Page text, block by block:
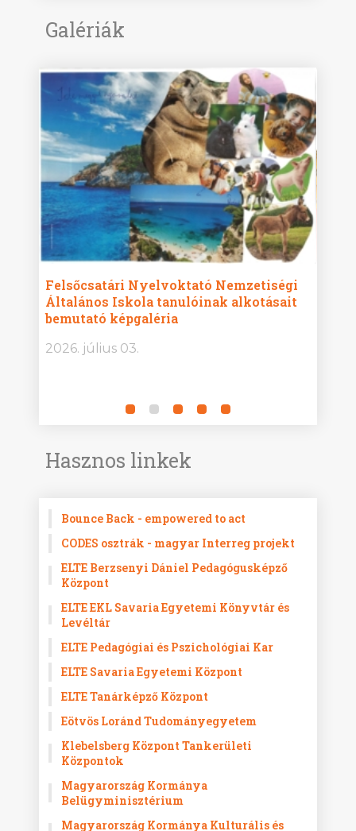
Galériák
Felsőcsatári Nyelvoktató Nemzetiségi
Általános Iskola tanulóinak alkotásait
bemutató képgaléria
2026. július 03.
Hasznos linkek
Bounce Back - empowered to act
CODES osztrák - magyar Interreg projekt
ELTE Berzsenyi Dániel Pedagógusképző
Központ
ELTE EKL Savaria Egyetemi Könyvtár és
Levéltár
ELTE Pedagógiai és Pszichológiai Kar
ELTE Savaria Egyetemi Központ
ELTE Tanárképző Központ
Eötvös Loránd Tudományegyetem
Klebelsberg Központ Tankerületi
Központok
Magyarország Kormánya
Belügyminisztérium
Magyarország Kormánya Kulturális és